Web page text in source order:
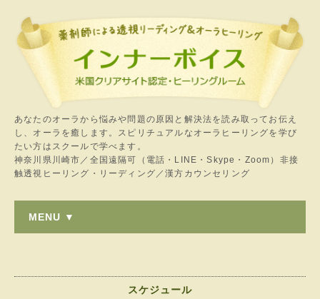
あなたのオーラから悩みや問題の原因と解決法を読み取ってお伝え
し、オーラを癒します。スピリチュアルなオーラヒーリングを学び
たい方はスクールで学べます。
神奈川県川崎市／全国遠隔可（電話・LINE・Skype・Zoom）非接
触透視ヒーリング・リーディング／漢方カウンセリング
MENU ▼
スケジュール